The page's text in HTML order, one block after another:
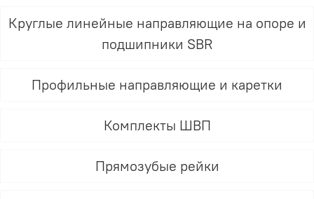
Круглые линейные направляющие на опоре и
подшипники SBR
Профильные направляющие и каретки
Комплекты ШВП
Прямозубые рейки